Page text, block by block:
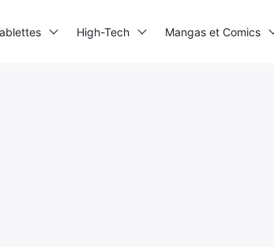
High-Tech Mangas et Comics